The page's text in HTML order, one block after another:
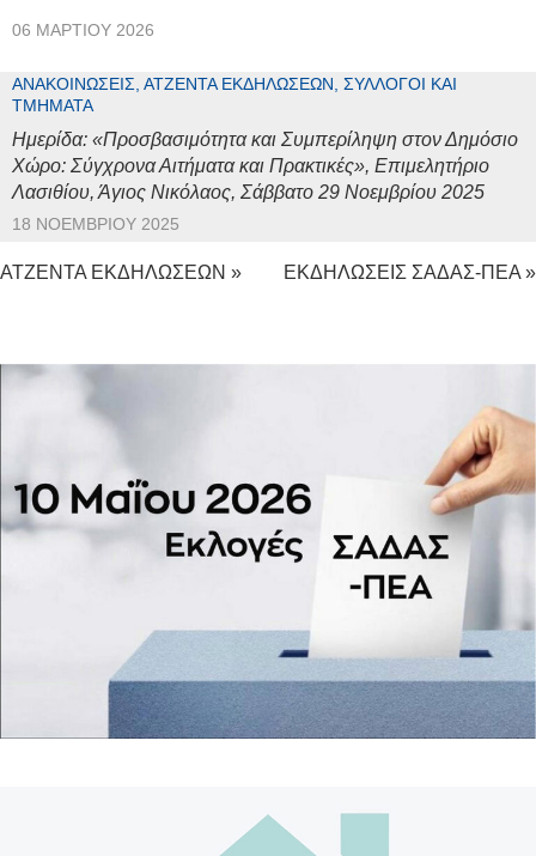
06 ΜΑΡΤΊΟΥ 2026
ΑΝΑΚΟΙΝΏΣΕΙΣ, ΑΤΖΈΝΤΑ ΕΚΔΗΛΏΣΕΩΝ, ΣΎΛΛΟΓΟΙ ΚΑΙ
ΤΜΉΜΑΤΑ
Ημερίδα: «Προσβασιμότητα και Συμπερίληψη στον Δημόσιο
Χώρο: Σύγχρονα Αιτήματα και Πρακτικές», Επιμελητήριο
Λασιθίου, Άγιος Νικόλαος, Σάββατο 29 Νοεμβρίου 2025
18 ΝΟΕΜΒΡΊΟΥ 2025
ΑΤΖΕΝΤΑ ΕΚΔΗΛΩΣΕΩΝ » ΕΚΔΗΛΩΣΕΙΣ ΣΑΔΑΣ-ΠΕΑ »